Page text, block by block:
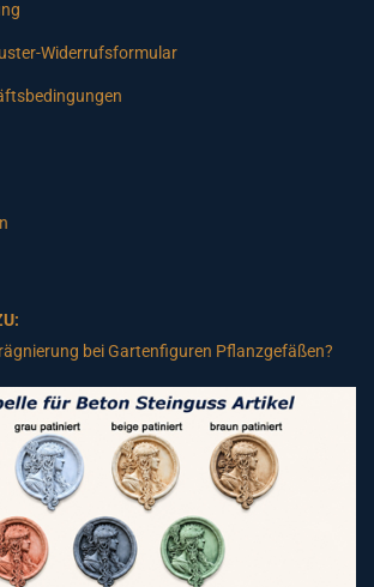
Widerrufsformular
bei Gartenfiguren Pflanzgefäßen?